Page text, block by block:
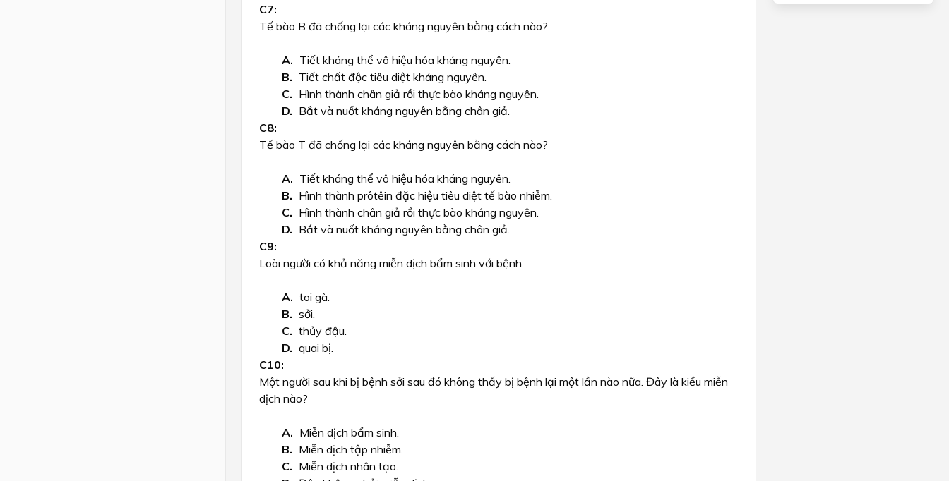
Tế bào B đã chống lại các kháng nguyên bằng cách nào?
Tiết kháng thể vô hiệu hóa kháng nguyên.
Tiết chất độc tiêu diệt kháng nguyên.
Hình thành chân giả rồi thực bào kháng nguyên.
Bắt và nuốt kháng nguyên bằng chân giả.
Tế bào T đã chống lại các kháng nguyên bằng cách nào?
Tiết kháng thể vô hiệu hóa kháng nguyên.
Hình thành prôtêin đặc hiệu tiêu diệt tế bào nhiễm.
Hình thành chân giả rồi thực bào kháng nguyên.
Bắt và nuốt kháng nguyên bằng chân giả.
Loài người có khả năng miễn dịch bẩm sinh với bệnh
toi gà.
sởi.
thủy đậu.
quai bị.
Một người sau khi bị bệnh sởi sau đó không thấy bị bệnh lại một lần nào nữa. Đây là kiểu miễn
dịch nào?
Miễn dịch bẩm sinh.
Miễn dịch tập nhiễm.
Miễn dịch nhân tạo.